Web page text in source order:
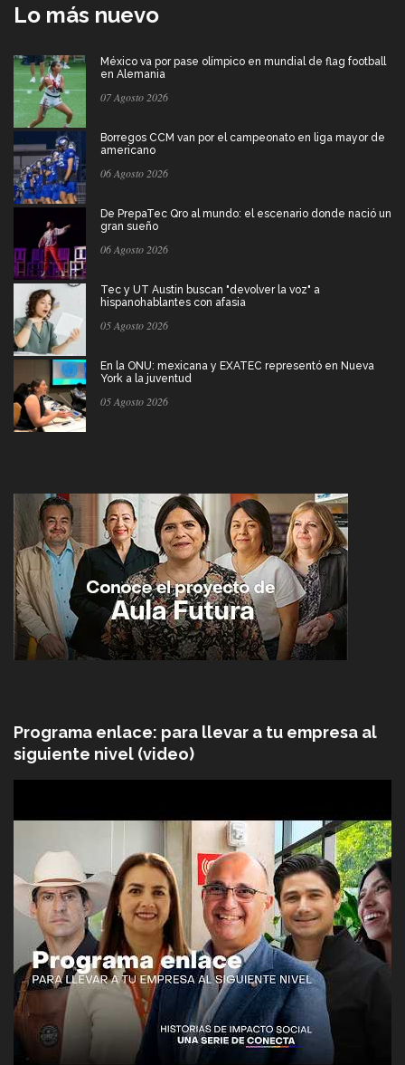
Lo más nuevo
México va por pase olímpico en mundial de flag football
en Alemania
07 Agosto 2026
Borregos CCM van por el campeonato en liga mayor de
americano
06 Agosto 2026
De PrepaTec Qro al mundo: el escenario donde nació un
gran sueño
06 Agosto 2026
Tec y UT Austin buscan "devolver la voz" a
hispanohablantes con afasia
05 Agosto 2026
En la ONU: mexicana y EXATEC representó en Nueva
York a la juventud
05 Agosto 2026
Programa enlace: para llevar a tu empresa al
siguiente nivel (video)